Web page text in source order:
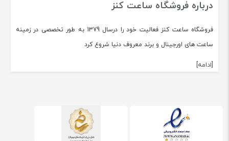
درباره فروشگاه ساعت کنز
فروشگاه ساعت کنز فعالیت خود را درسال 1379 به طور تخصصی در زمینه
ساعت های اورجینال و برند معروف دنیا شروع کرد
[ادامه]